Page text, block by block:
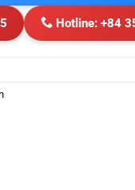
Hotline: +84